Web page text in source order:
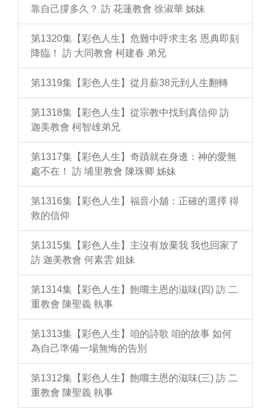
靠自己撐多久？ 訪 花蓮教會 徐淑華 姊妹
第1320集【彩色人生】危難中呼求主名 恩典即刻
降臨！ 訪 大同教會 柯建春 弟兄
第1319集【彩色人生】從月薪38元到人生翻轉
第1318集【彩色人生】從宗教中找到真信仰 訪
迦美教會 柯智雄弟兄
第1317集【彩色人生】奇蹟就在身邊：神的愛無
處不在！ 訪 埔里教會 陳珠卿 姊妹
第1316集【彩色人生】福音小舖：正確的選擇 得
救的信仰
第1315集【彩色人生】主沒有放棄我 我也回家了
訪 迦美教會 何素雲 姐妹
第1314集【彩色人生】飽嚐主恩的滋味(四) 訪 二
重教會 陳聖義 執事
第1313集【彩色人生】咱的詩歌 咱的故事 如何
為自己準備一場無悔的告別
第1312集【彩色人生】飽嚐主恩的滋味(三) 訪 二
重教會 陳聖義 執事